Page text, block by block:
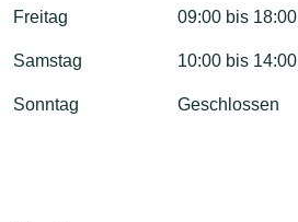
Freitag 09:00 bis 18:00
Samstag 10:00 bis 14:00
Sonntag Geschlossen